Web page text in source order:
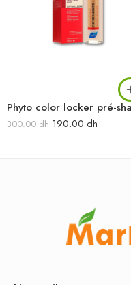
300.00dh 190.00 dh